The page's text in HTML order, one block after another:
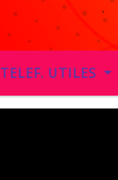
TELEF. UTILES